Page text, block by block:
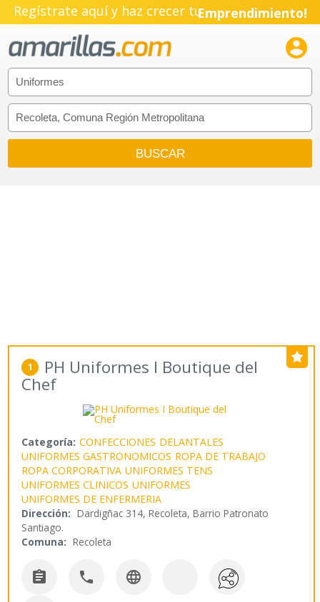
Regístrate aquí y haz crecer tuPyme!
Emprendimiento!

1 PH Uniformes I Boutique del
Chef
Categoría: CONFECCIONES DELANTALES
UNIFORMES GASTRONOMICOS ROPA DE TRABAJO
ROPA CORPORATIVA UNIFORMES TENS
UNIFORMES CLINICOS UNIFORMES
UNIFORMES DE ENFERMERIA
Dirección: Dardigñac 314, Recoleta, Barrio Patronato
Santiago.
Comuna: Recoleta
  